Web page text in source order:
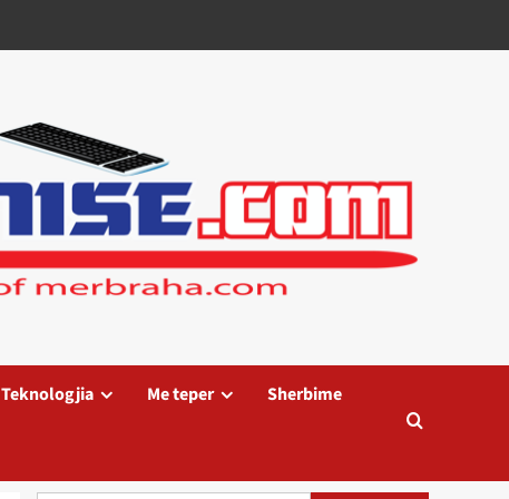
Teknologjia Me teper Sherbime